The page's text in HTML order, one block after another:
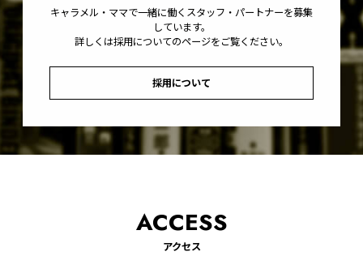
キャラメル・ママで一緒に働くスタッフ・パートナーを募集
しています。
詳しくは採用についてのページをご覧ください。
採用について
ACCESS
アクセス